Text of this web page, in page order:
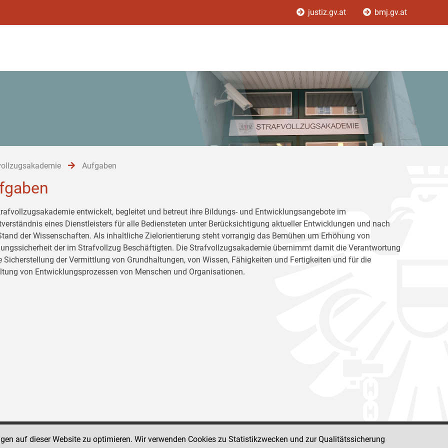
justiz.gv.at bmj.gv.at
Aufgaben
entwickelt, begleitet und betreut ihre Bildungs- und Entwicklungsangebote im
eines Dienstleisters für alle Bediensteten unter Berücksichtigung aktueller Entwicklungen und nach
der Wissenschaften. Als inhaltliche Zielorientierung steht vorrangig das Bemühen um Erhöhung von
der im Strafvollzug Beschäftigten. Die Strafvollzugsakademie übernimmt damit die Verantwortung
Sicherstellung der Vermittlung von Grundhaltungen, von Wissen, Fähigkeiten und Fertigkeiten und für die
von Entwicklungsprozessen von Menschen und Organisationen.
Social Media Kanäle
auf dieser Website zu optimieren. Wir verwenden Cookies zu Statistikzwecken und zur Qualitätssicherung